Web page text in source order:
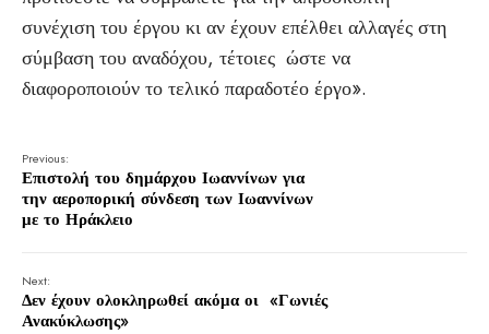
συνέχιση του έργου κι αν έχουν επέλθει αλλαγές στη
σύμβαση του αναδόχου, τέτοιες ώστε να
διαφοροποιούν το τελικό παραδοτέο έργο».
Previous:
Επιστολή του δημάρχου Ιωαννίνων για
την αεροπορική σύνδεση των Ιωαννίνων
με το Ηράκλειο
Next:
Δεν έχουν ολοκληρωθεί ακόμα οι «Γωνιές
Ανακύκλωσης»